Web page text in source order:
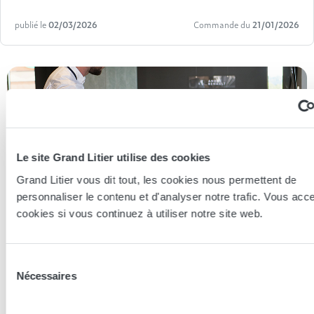
Le site Grand Litier utilise des cookies
Grand Litier vous dit tout, les cookies nous permettent de
personnaliser le contenu et d'analyser notre trafic. Vous
cookies si vous continuez à utiliser notre site web.
Nécessaires
publié le02/03/2026 Commande du 21/01/2026